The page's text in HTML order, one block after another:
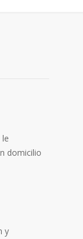
domicilio
y